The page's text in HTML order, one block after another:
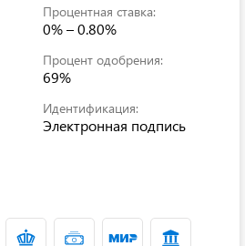
Процентная ставка:
0% – 0.80%
Процент одобрения:
69%
Идентификация:
Электронная подпись